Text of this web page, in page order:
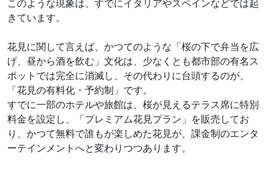
このような現象は、すでにイタリアやスペインなどでは起
きています。
花見に関して言えば、かつてのような「桜の下で弁当を広
げ、昼から酒を飲む」文化は、少なくとも都市部の有名ス
ポットでは完全に消滅し、その代わりに台頭するのが、
「花見の有料化・予約制」です。
すでに一部のホテルや旅館は、桜が見えるテラス席に特別
料金を設定し、「プレミアム花見プラン」を販売してお
り、かつて無料で誰もが楽しめた花見が、課金制のエンタ
ーテインメントへと変わりつつあります。